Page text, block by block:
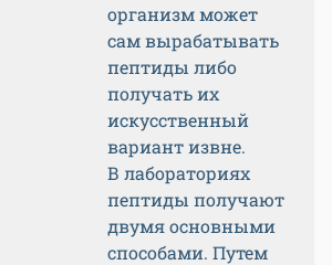
организм может
сам вырабатывать
пептиды либо
получать их
искусственный
вариант извне.
В лабораториях
пептиды получают
двумя основными
способами. Путем